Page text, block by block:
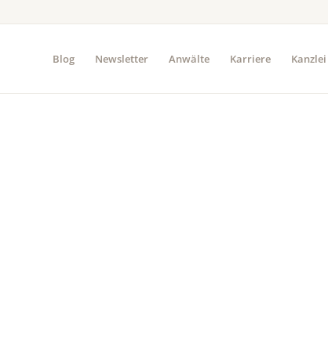
Blog Newsletter Anwälte Karriere Kanzlei